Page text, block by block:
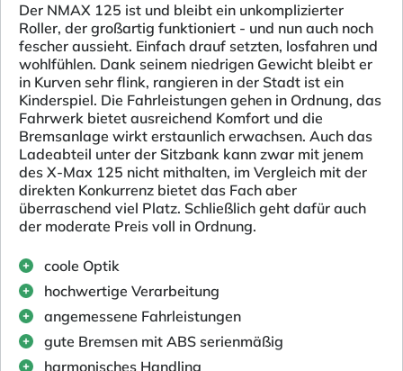
Der NMAX 125 ist und bleibt ein unkomplizierter
Roller, der großartig funktioniert - und nun auch noch
fescher aussieht. Einfach drauf setzten, losfahren und
wohlfühlen. Dank seinem niedrigen Gewicht bleibt er
in Kurven sehr flink, rangieren in der Stadt ist ein
Kinderspiel. Die Fahrleistungen gehen in Ordnung, das
Fahrwerk bietet ausreichend Komfort und die
Bremsanlage wirkt erstaunlich erwachsen. Auch das
Ladeabteil unter der Sitzbank kann zwar mit jenem
des X-Max 125 nicht mithalten, im Vergleich mit der
direkten Konkurrenz bietet das Fach aber
überraschend viel Platz. Schließlich geht dafür auch
der moderate Preis voll in Ordnung.
coole Optik
hochwertige Verarbeitung
angemessene Fahrleistungen
gute Bremsen mit ABS serienmäßig
harmonisches Handling